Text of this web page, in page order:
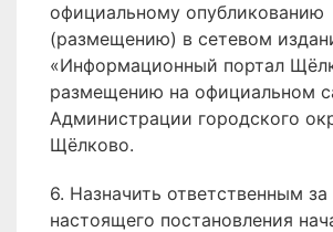
официальному опубликованию
(размещению) в сетевом
«Информационный портал
размещению на официальном
Администрации городского
Щёлково.
6. Назначить ответственным
настоящего постановления